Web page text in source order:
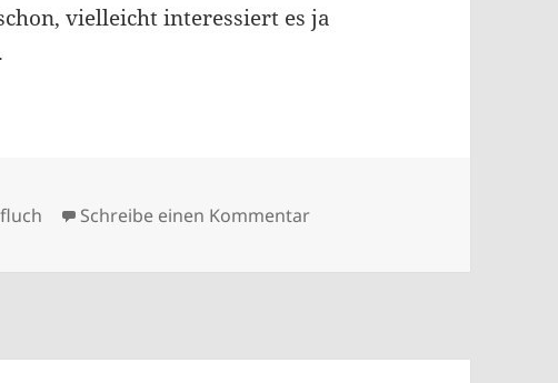
vielleicht interessiert es ja
Schreibe einen Kommentarzu 25283